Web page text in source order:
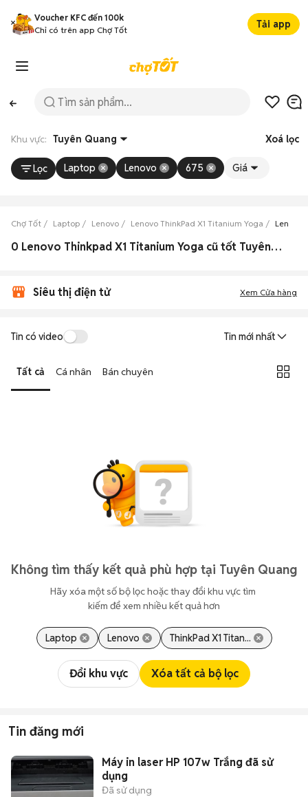
Voucher KFC đến 100k
Chỉ có trên app Chợ Tốt
Tải app
Khu vực: Tuyên Quang Xoá lọc
Lọc Laptop Lenovo 675 Giá
Chợ Tốt Laptop Lenovo Lenovo ThinkPad X1 Titanium Yoga Lenovo
0 Lenovo Thinkpad X1 Titanium Yoga cũ tốt Tuyên Quang
Siêu thị điện tử Xem Cửa hàng
Tin có video Tin mới nhất
Tất cả Cá nhân Bán chuyên
Không tìm thấy kết quả phù hợp tại Tuyên Quang
Hãy xóa một số bộ lọc hoặc thay đổi khu vực tìm
kiếm để xem nhiều kết quả hơn
Laptop Lenovo ThinkPad X1 Titan...
Đổi khu vực Xóa tất cả bộ lọc
Tin đăng mới
Máy in laser HP 107w Trắng đã sử
dụng
Đã sử dụng